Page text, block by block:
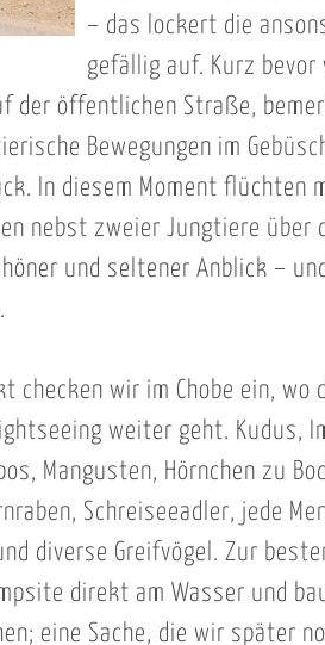
– das lockert die
gefällig auf. Kurz bevor
der öffentlichen Straße,
Bewegungen im
In diesem Moment flüchten
nebst zweier Jungtiere über
und seltener Anblick –
checken wir im Chobe ein, wo
weiter geht. Kudus,
Mangusten, Hörnchen zu
Schreiseeadler, jede
diverse Greifvögel. Zur
direkt am Wasser und
eine Sache, die wir später